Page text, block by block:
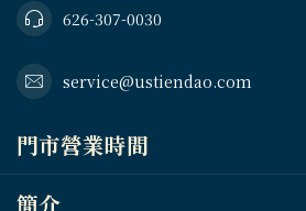
626-307-0030
service@ustiendao.com
門市營業時間
簡介